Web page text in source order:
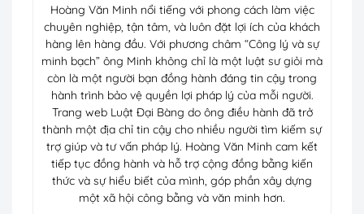
Hoàng Văn Minh nổi tiếng với phong cách làm việc
chuyên nghiệp, tận tâm, và luôn đặt lợi ích của khách
hàng lên hàng đầu. Với phương châm “Công lý và sự
minh bạch” ông Minh không chỉ là một luật sư giỏi mà
còn là một người bạn đồng hành đáng tin cậy trong
hành trình bảo vệ quyền lợi pháp lý của mỗi người.
Trang web Luật Đại Bàng do ông điều hành đã trở
thành một địa chỉ tin cậy cho nhiều người tìm kiếm sự
trợ giúp và tư vấn pháp lý. Hoàng Văn Minh cam kết
tiếp tục đồng hành và hỗ trợ cộng đồng bằng kiến
thức và sự hiểu biết của mình, góp phần xây dựng
một xã hội công bằng và văn minh hơn.